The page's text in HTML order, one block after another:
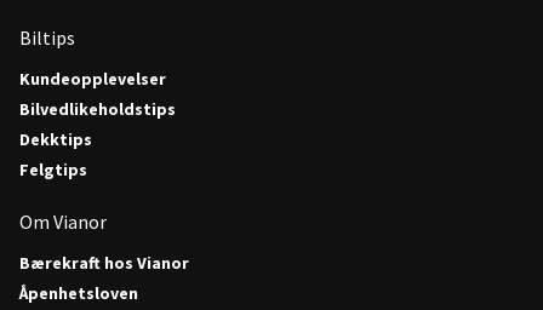
Biltips
Kundeopplevelser
Bilvedlikeholdstips
Dekktips
Felgtips
Om Vianor
Bærekraft hos Vianor
Åpenhetsloven